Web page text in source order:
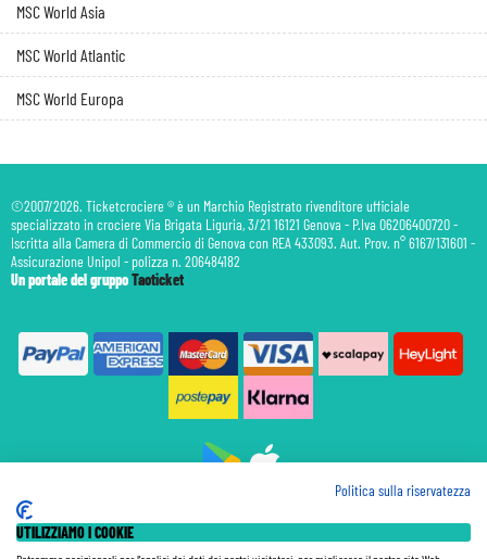
MSC World Asia
MSC World Atlantic
MSC World Europa
©2007/2026. Ticketcrociere ® è un Marchio Registrato rivenditore ufficiale
specializzato in crociere Via Brigata Liguria, 3/21 16121 Genova - P.Iva 06206400720 -
Iscritta alla Camera di Commercio di Genova con REA 433093. Aut. Prov. n° 6167/131601 -
Assicurazione Unipol - polizza n. 206484182
Un portale del gruppoTaoticket
Assicurazione
Politica sulla riservatezza
UTILIZZIAMO I COOKIE